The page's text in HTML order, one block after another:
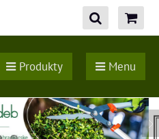
Produkty Menu